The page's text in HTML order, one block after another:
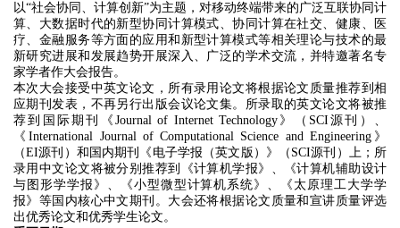
以“社会协同、计算创新”为主题，对移动终端带来的广泛互联协同计
算、大数据时代的新型协同计算模式、协同计算在社交、健康、医
疗、金融服务等方面的应用和新型计算模式等相关理论与技术的最
新研究进展和发展趋势开展深入、广泛的学术交流，并特邀著名专
家学者作大会报告。
本次大会接受中英文论文，所有录用论文将根据论文质量推荐到相
应期刊发表，不再另行出版会议论文集。所录取的英文论文将被推
荐到国际期刊《Journal of Internet Technology》（SCI源刊）、
《International Journal of Computational Science and Engineering》
（EI源刊）和国内期刊《电子学报（英文版）》（SCI源刊）上；所
录用中文论文将被分别推荐到《计算机学报》、《计算机辅助设计
与图形学学报》、《小型微型计算机系统》、《太原理工大学学
报》等国内核心中文期刊。大会还将根据论文质量和宣讲质量评选
出优秀论文和优秀学生论文。